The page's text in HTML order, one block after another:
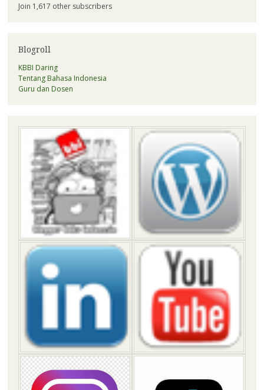
Join 1,617 other subscribers
Blogroll
KBBI Daring
Tentang Bahasa Indonesia
Guru dan Dosen